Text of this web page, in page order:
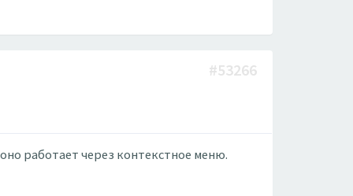
#53266
работает через контекстное меню.